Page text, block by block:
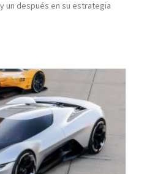
un después en su estrategia